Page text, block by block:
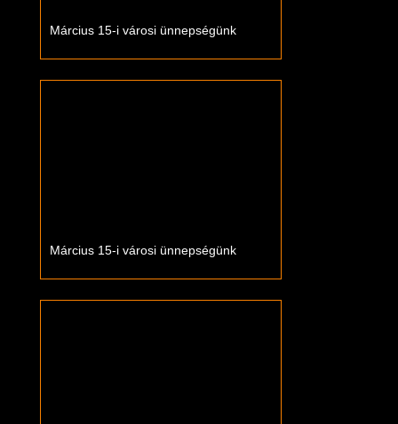
Március 15-i városi ünnepségünk
Március 15-i városi ünnepségünk